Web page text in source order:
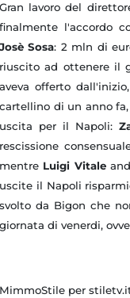
Gran lavoro del
finalmente l'accordo
Josè Sosa: 2 mln di
riuscito ad ottenere il
aveva offerto
cartellino di un anno
uscita per il Napoli:
rescissione
mentre Luigi Vitale
uscite il Napoli
svolto da Bigon che
giornata di venerdi,
MimmoStile per